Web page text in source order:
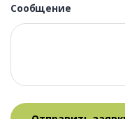
Сообщение